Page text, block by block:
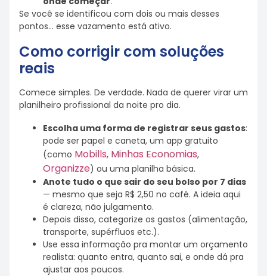
Se você se identificou com dois ou mais desses
pontos… esse vazamento está ativo.
Como corrigir com soluções
reais
Comece simples. De verdade. Nada de querer virar um
planilheiro profissional da noite pro dia.
Escolha uma forma de registrar seus gastos:
pode ser papel e caneta, um app gratuito
(como Mobills, Minhas Economias,
Organizze) ou uma planilha básica.
Anote tudo o que sair do seu bolso por 7 dias
— mesmo que seja R$ 2,50 no café. A ideia aqui
é clareza, não julgamento.
Depois disso, categorize os gastos (alimentação,
transporte, supérfluos etc.).
Use essa informação pra montar um orçamento
realista: quanto entra, quanto sai, e onde dá pra
ajustar aos poucos.